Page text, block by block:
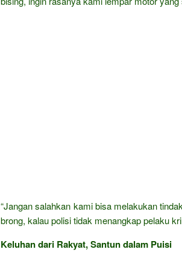
“Jangan salahkan kami bisa melakukan
brong, kalau polisi tidak menangkap pelaku
Keluhan dari Rakyat, Santun dalam Puisi